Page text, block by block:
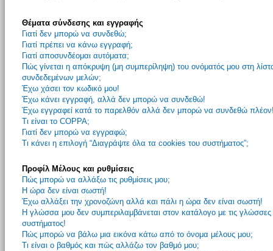
Θέματα σύνδεσης και εγγραφής
Γιατί δεν μπορώ να συνδεθώ;
Γιατί πρέπει να κάνω εγγραφή;
Γιατί αποσυνδέομαι αυτόματα;
Πώς γίνεται η απόκρυψη (μη συμπερίληψη) του ονόματός μου στη
συνδεδεμένων μελών;
Έχω χάσει τον κωδικό μου!
Έχω κάνει εγγραφή, αλλά δεν μπορώ να συνδεθώ!
Έχω εγγραφεί κατά το παρελθόν αλλά δεν μπορώ να συνδεθώ
Τι είναι το COPPA;
Γιατί δεν μπορώ να εγγραφώ;
Τι κάνει η επιλογή “Διαγράψτε όλα τα cookies του συστήματος”;
Προφίλ Μέλους και ρυθμίσεις
Πώς μπορώ να αλλάξω τις ρυθμίσεις μου;
Η ώρα δεν είναι σωστή!
Έχω αλλάξει την χρονοζώνη αλλά και πάλι η ώρα δεν είναι σωστή!
Η γλώσσα μου δεν συμπεριλαμβάνεται στον κατάλογο με τις γλώσσες
συστήματος!
Πώς μπορώ να βάλω μια εικόνα κάτω από το όνομα μέλους μου;
Τι είναι ο βαθμός και πώς αλλάζω τον βαθμό μου;